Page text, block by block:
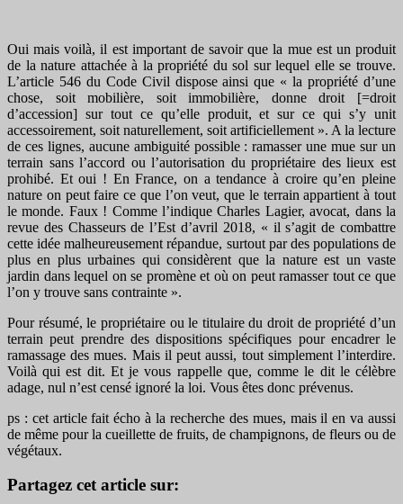
Oui mais voilà, il est important de savoir que la mue est un produit
de la nature attachée à la propriété du sol sur lequel elle se trouve.
L’article 546 du Code Civil dispose ainsi que « la propriété d’une
chose, soit mobilière, soit immobilière, donne droit [=droit
d’accession] sur tout ce qu’elle produit, et sur ce qui s’y unit
accessoirement, soit naturellement, soit artificiellement ». A la lecture
de ces lignes, aucune ambiguité possible : ramasser une mue sur un
terrain sans l’accord ou l’autorisation du propriétaire des lieux est
prohibé. Et oui ! En France, on a tendance à croire qu’en pleine
nature on peut faire ce que l’on veut, que le terrain appartient à tout
le monde. Faux ! Comme l’indique Charles Lagier, avocat, dans la
revue des Chasseurs de l’Est d’avril 2018, « il s’agit de combattre
cette idée malheureusement répandue, surtout par des populations de
plus en plus urbaines qui considèrent que la nature est un vaste
jardin dans lequel on se promène et où on peut ramasser tout ce que
l’on y trouve sans contrainte ».
Pour résumé, le propriétaire ou le titulaire du droit de propriété d’un
terrain peut prendre des dispositions spécifiques pour encadrer le
ramassage des mues. Mais il peut aussi, tout simplement l’interdire.
Voilà qui est dit. Et je vous rappelle que, comme le dit le célèbre
adage, nul n’est censé ignoré la loi. Vous êtes donc prévenus.
ps : cet article fait écho à la recherche des mues, mais il en va aussi
de même pour la cueillette de fruits, de champignons, de fleurs ou de
végétaux.
Partagez cet article sur: